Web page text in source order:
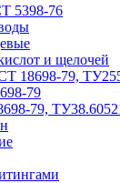
5398-76
и щелочей
18698-79,
79
79,